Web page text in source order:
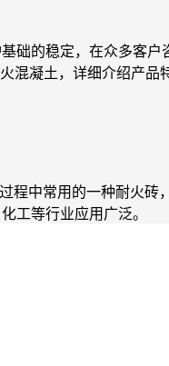
的稳定，在众多客
凝土，详细介绍产品
中常用的一种耐火
工等行业应用广泛。